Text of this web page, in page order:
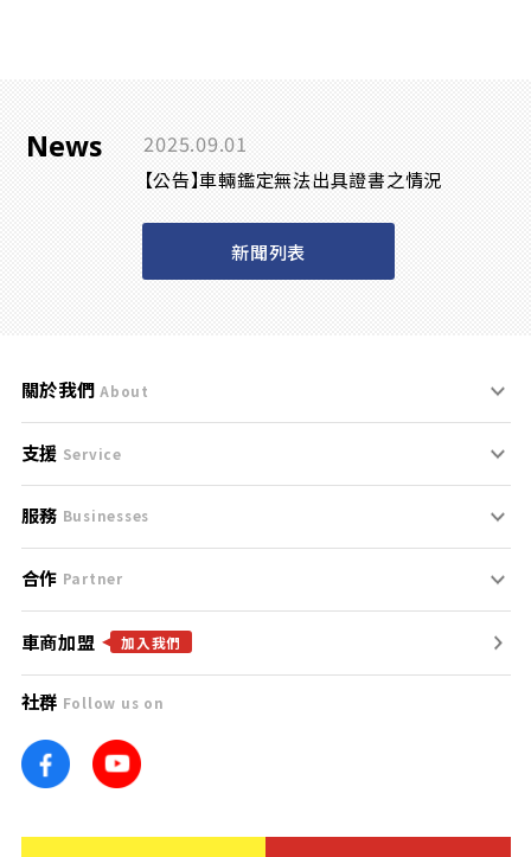
News 2025.09.01
【公告】車輛鑑定無法出具證書之情況
新聞列表
關於我們 About
刊登規範
服務條款
免責聲明
隱私權政策
團隊
車訊網
台灣優良中古車商大獎
支援 Service
支援中心
聯絡我們
服務 Businesses
什麼是Goo鑑定？
找好車
找好店
找海外車
消費者評價
合作 Partner
合作夥伴
廣告合作
車商加盟 加入我們
社群 Follow us on